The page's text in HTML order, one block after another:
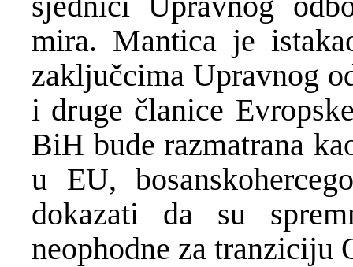
mira. Mantica je
zaključcima Upravnog
i druge članice
BiH bude razmatrana
u EU,
dokazati da su
neophodne za tranziciju